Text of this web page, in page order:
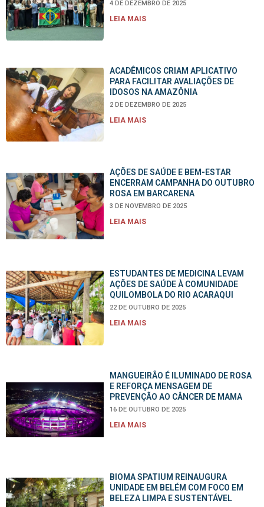
4 DE DEZEMBRO DE 2025
LEIA MAIS
ACADÊMICOS CRIAM APLICATIVO
PARA FACILITAR AVALIAÇÕES DE
IDOSOS NA AMAZÔNIA
2 DE DEZEMBRO DE 2025
LEIA MAIS
AÇÕES DE SAÚDE E BEM-ESTAR
ENCERRAM CAMPANHA DO OUTUBRO
ROSA EM BARCARENA
3 DE NOVEMBRO DE 2025
LEIA MAIS
ESTUDANTES DE MEDICINA LEVAM
AÇÕES DE SAÚDE À COMUNIDADE
QUILOMBOLA DO RIO ACARAQUI
22 DE OUTUBRO DE 2025
LEIA MAIS
MANGUEIRÃO É ILUMINADO DE ROSA
E REFORÇA MENSAGEM DE
PREVENÇÃO AO CÂNCER DE MAMA
16 DE OUTUBRO DE 2025
LEIA MAIS
BIOMA SPATIUM REINAUGURA
UNIDADE EM BELÉM COM FOCO EM
BELEZA LIMPA E SUSTENTÁVEL